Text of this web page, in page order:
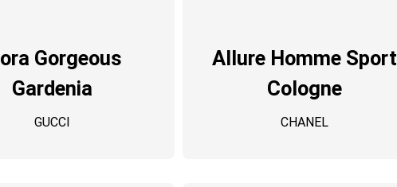
Gorgeous
Gardenia
GUCCI
Allure Homme Sport
Cologne
CHANEL